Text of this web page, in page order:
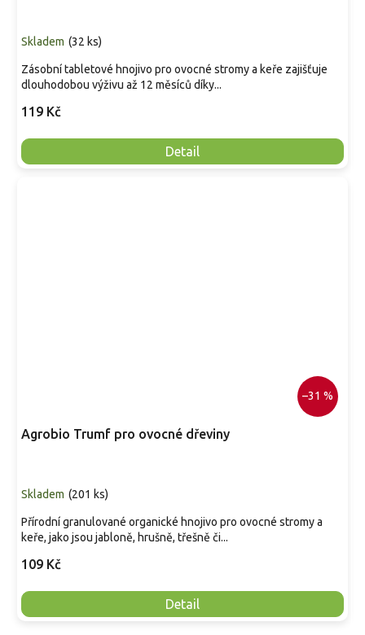
Skladem (32 ks)
119 Kč
Detail
Zásobní tabletové hnojivo pro ovocné stromy a keře zajišťuje
dlouhodobou výživu až 12 měsíců díky...
–31 %
Agrobio Trumf pro ovocné dřeviny
Skladem (201 ks)
109 Kč
Detail
Přírodní granulované organické hnojivo pro ovocné stromy a
keře, jako jsou jabloně, hrušně, třešně či...